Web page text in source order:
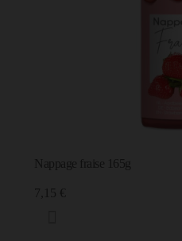
Nappage fraise 165g
7,15 €